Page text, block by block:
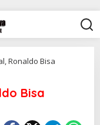
Ronaldo Bisa
Bisa